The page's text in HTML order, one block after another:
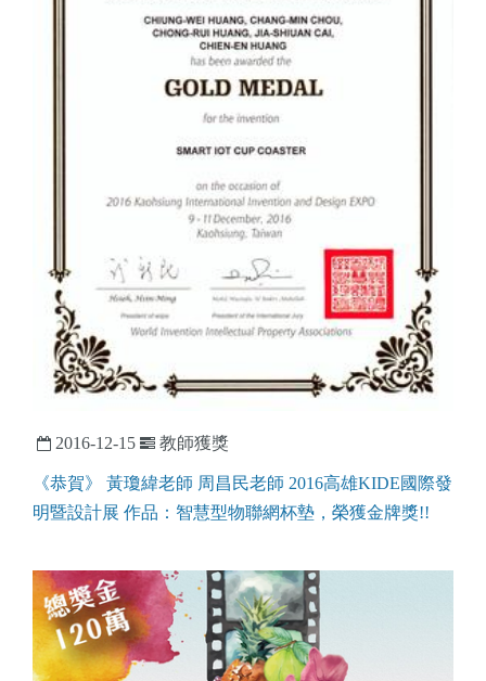
2016-12-15 教師獲獎
《恭賀》 黃瓊緯老師 周昌民老師 2016高雄KIDE國際發
明暨設計展 作品：智慧型物聯網杯墊，榮獲金牌獎!!